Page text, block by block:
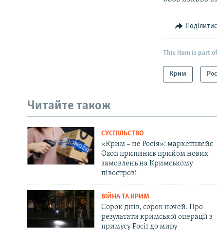
This item is part of
Крим
Читайте також
СУСПІЛЬСТВО
«Крим – не Росія»: маркетплейс
Ozon припинив прийом нових
замовлень на Кримському
півострові
ВІЙНА ТА КРИМ
Сорок днів, сорок ночей. Про
результати кримської операції з
примусу Росії до миру